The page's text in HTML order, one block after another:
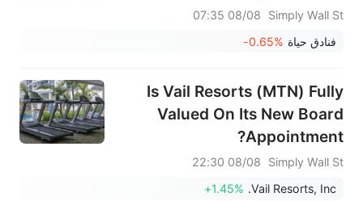
From Hyatt Hotels (H)
Investors?
Simply Wall St
08/08 07:35
فنادق حياة -0.65%
Is Vail Resorts (MTN) Fully
Valued On Its New Board
Appointment?
Simply Wall St
08/08 22:30
Vail Resorts, Inc.
+1.45%